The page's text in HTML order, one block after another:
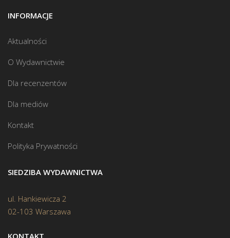
INFORMACJE
Aktualności
O Wydawnictwie
Dla recenzentów
Dla mediów
Kontakt
Polityka Prywatności
SIEDZIBA WYDAWNICTWA
ul. Hankiewicza 2
02-103 Warszawa